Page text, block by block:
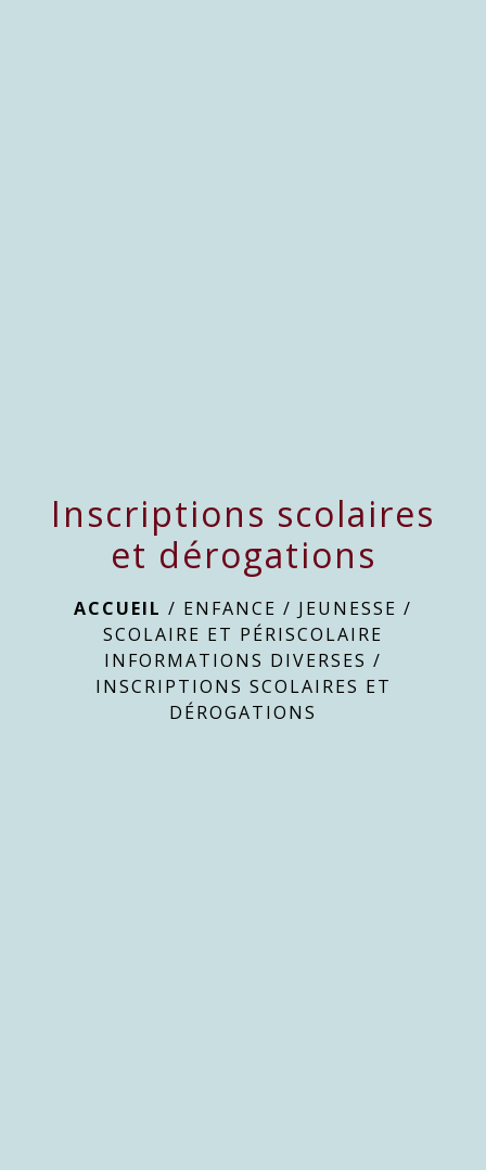
Inscriptions scolaires
et dérogations
ACCUEIL / ENFANCE / JEUNESSE /
SCOLAIRE ET PÉRISCOLAIRE
INFORMATIONS DIVERSES /
INSCRIPTIONS SCOLAIRES ET
DÉROGATIONS